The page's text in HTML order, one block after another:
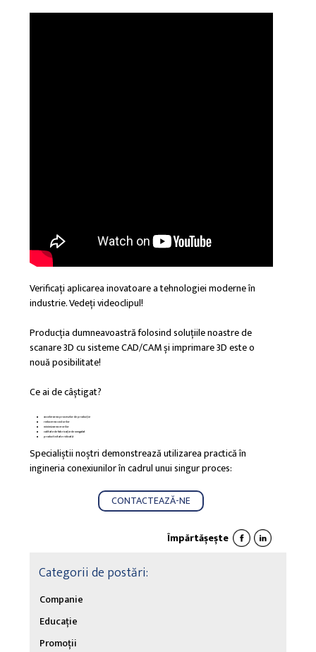
Verificați aplicarea inovatoare a tehnologiei moderne în
industrie. Vedeți videoclipul!
Producția dumneavoastră folosind soluțiile noastre de
scanare 3D cu sisteme CAD/CAM și imprimare 3D este o
nouă posibilitate!
Ce ai de câștigat?
accelerarea proceselor de producție
reducerea costurilor
minimizarea erorilor
calitate de fabricație de neegalat
productivitate ridicată
Specialiștii noștri demonstrează utilizarea practică în
ingineria conexiunilor în cadrul unui singur proces:
CONTACTEAZĂ-NE
Împărtășește
Categorii de postări:
Companie
Educație
Promoții